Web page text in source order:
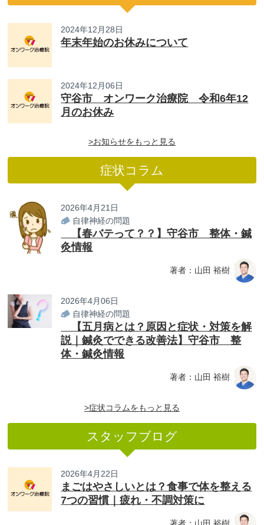
2024年12月28日
年末年始のお休みについて
2024年12月06日
守谷市 オンワーク治療院 令和6年12
月のお休み
>お知らせをもっと見る
症状コラム
2026年4月21日
自律神経の問題
【春バテって？？】守谷市 整体・鍼
灸情報
著者：山田 裕樹
2026年4月06日
自律神経の問題
【五月病とは？原因と症状・対策を解
説｜鍼灸でできる改善法】守谷市 整
体・鍼灸情報
著者：山田 裕樹
>症状コラムをもっと見る
スタッフブログ
2026年4月22日
まごはやさしいとは？食事で体を整える
7つの習慣｜疲れ・不調対策に
著者：山田 裕樹